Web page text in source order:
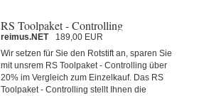
RS Toolpaket - Controlling
reimus.NET
189,00 EUR
Wir setzen für Sie den Rotstift an, sparen Sie
mit unsrem RS Toolpaket - Controlling über
20% im Vergleich zum Einzelkauf. Das RS
Toolpaket - Controlling stellt Ihnen die